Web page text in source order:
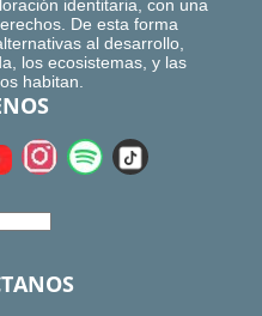
identitaria, con una
De esta forma
al desarrollo,
los ecosistemas, y las
habitan.